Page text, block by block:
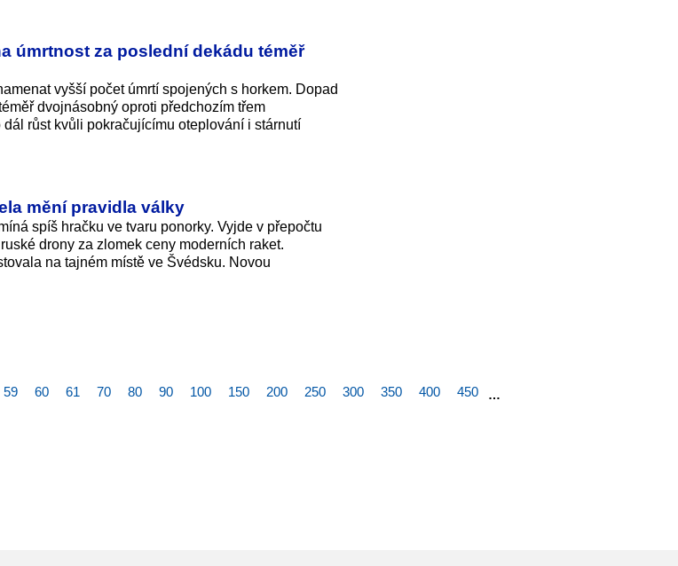
úmrtnost za poslední dekádu téměř
vyšší počet úmrtí spojených s horkem. Dopad
dvojnásobný oproti předchozím třem
růst kvůli pokračujícímu oteplování i stárnutí
mění pravidla války
spíš hračku ve tvaru ponorky. Vyjde v přepočtu
drony za zlomek ceny moderních raket.
na tajném místě ve Švédsku. Novou
59 60 61 70 80 90 100 150 200 250 300 350 400 450 …